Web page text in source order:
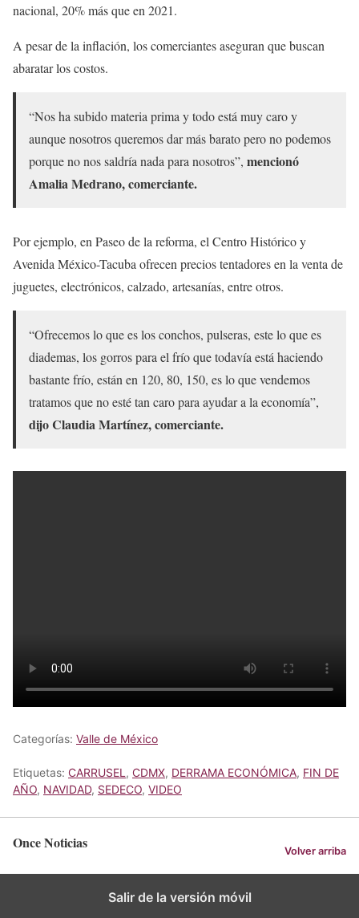
nacional, 20% más que en 2021.
A pesar de la inflación, los comerciantes aseguran que buscan
abaratar los costos.
“Nos ha subido materia prima y todo está muy caro y
aunque nosotros queremos dar más barato pero no podemos
porque no nos saldría nada para nosotros”, mencionó
Amalia Medrano, comerciante.
Por ejemplo, en Paseo de la reforma, el Centro Histórico y
Avenida México-Tacuba ofrecen precios tentadores en la venta de
juguetes, electrónicos, calzado, artesanías, entre otros.
“Ofrecemos lo que es los conchos, pulseras, este lo que es
diademas, los gorros para el frío que todavía está haciendo
bastante frío, están en 120, 80, 150, es lo que vendemos
tratamos que no esté tan caro para ayudar a la economía”,
dijoClaudia Martínez, comerciante.
Categorías: Valle de México
Etiquetas: CARRUSEL , CDMX, DERRAMA ECONÓMICA, FIN DE
AÑO, NAVIDAD, SEDECO, VIDEO
Once Noticias Volver arriba
Salir de la versión móvil